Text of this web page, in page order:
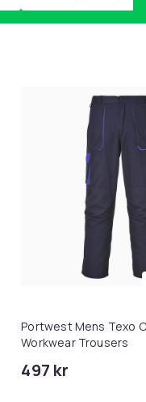
til HDMI Converter
Portwest Mens Texo
Workwear Trousers
497 kr